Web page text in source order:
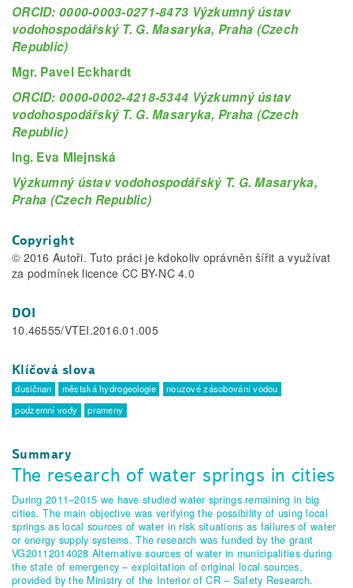
ORCID: 0000-0003-0271-8473 Výzkumný ústav
vodohospodářský T. G. Masaryka, Praha (Czech
Republic)
Mgr. Pavel Eckhardt
ORCID: 0000-0002-4218-5344 Výzkumný ústav
vodohospodářský T. G. Masaryka, Praha (Czech
Republic)
Ing. Eva Mlejnská
Výzkumný ústav vodohospodářský T. G. Masaryka,
Praha (Czech Republic)
Copyright
© 2016 Autoři. Tuto práci je kdokoliv oprávněn šířit a využívat
za podmínek licence CC BY-NC 4.0
DOI
10.46555/VTEI.2016.01.005
Klíčová slova
dusičnan městská hydrogeologie
nouzové zásobování vodou
podzemní vody
prameny
Summary
The research of water springs in cities
During 2011–2015 we have studied water springs remaining in big
cities. The main objective was verifying the possibility of using local
springs as local sources of water in risk situations as failures of water
or energy supply systems. The research was funded by the grant
VG20112014028 Alternative sources of water in municipalities during
the state of emergency – exploitation of original local sources,
provided by the Ministry of the Interior of CR – Safety Research.